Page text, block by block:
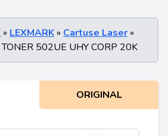
» LEXMARK » Cartuse Laser »
502UE UHY CORP 20K
ORIGINAL